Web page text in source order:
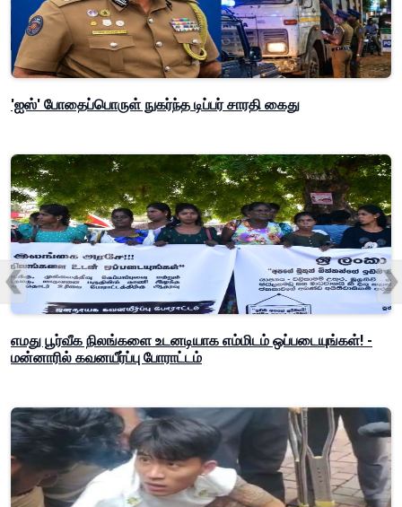
'ஐஸ்' போதைப்பொருள் நுகர்ந்த டிப்பர் சாரதி கைது
எமது பூர்வீக நிலங்களை உடனடியாக எம்மிடம் ஒப்படையுங்கள்! -
மன்னாரில் கவனயீர்ப்பு போராட்டம்